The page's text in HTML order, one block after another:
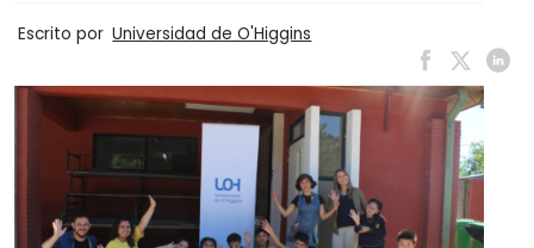
Escrito por Universidad de O'Higgins